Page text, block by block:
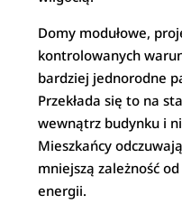
Domy modułowe,
kontrolowanych
bardziej jednorodne
Przekłada się to na
wewnątrz budynku i
Mieszkańcy
mniejszą zależność
energii.